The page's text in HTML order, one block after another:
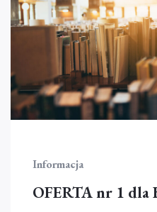
Informacja
OFERTA nr 1 dla